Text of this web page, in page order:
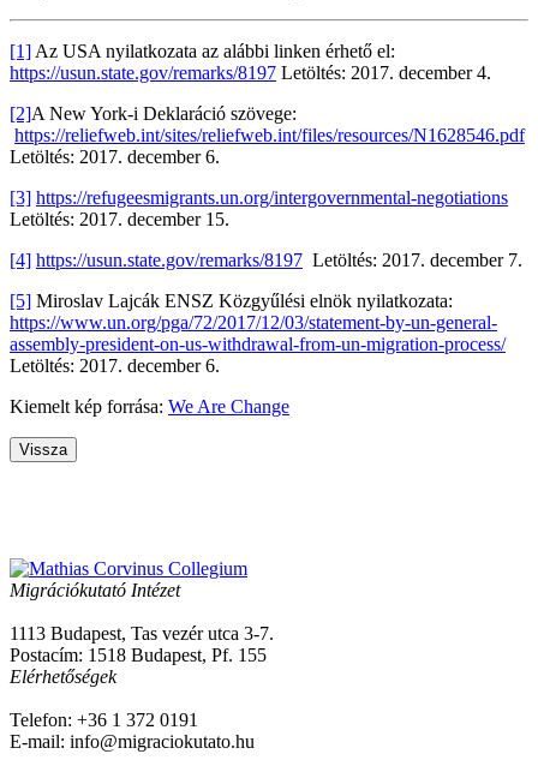
[1] Az USA nyilatkozata az alábbi linken érhető el:
https://usun.state.gov/remarks/8197 Letöltés: 2017. december 4.
[2]A New York-i Deklaráció szövege:
https://reliefweb.int/sites/reliefweb.int/files/resources/N1628546.pdf
Letöltés: 2017. december 6.
[3] https://refugeesmigrants.un.org/intergovernmental-negotiations
Letöltés: 2017. december 15.
[4] https://usun.state.gov/remarks/8197 Letöltés: 2017. december 7.
[5] Miroslav Lajcák ENSZ Közgyűlési elnök nyilatkozata:
https://www.un.org/pga/72/2017/12/03/statement-by-un-general-
assembly-president-on-us-withdrawal-from-un-migration-process/
Letöltés: 2017. december 6.
Kiemelt kép forrása: We Are Change
Vissza
Migrációkutató Intézet
1113 Budapest, Tas vezér utca 3-7.
Postacím: 1518 Budapest, Pf. 155
Elérhetőségek
Telefon: +36 1 372 0191
E-mail: info@migraciokutato.hu